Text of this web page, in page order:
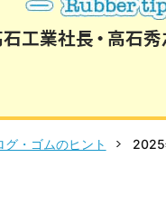
グ・ゴムのヒント